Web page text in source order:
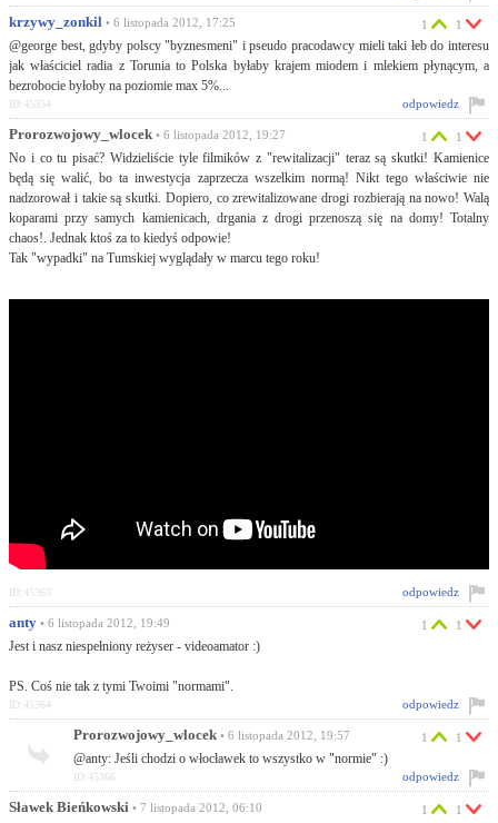
krzywy_zonkil • 6 listopada 2012, 17:25
@george best, gdyby polscy "byznesmeni" i pseudo pracodawcy mieli taki łeb do interesu
jak właściciel radia z Torunia to Polska byłaby krajem miodem i mlekiem płynącym, a
bezrobocie byłoby na poziomie max 5%...
1 1
odpowiedz
ID:45354
Prorozwojowy_wlocek • 6 listopada 2012, 19:27
No i co tu pisać? Widzieliście tyle filmików z "rewitalizacji" teraz są skutki! Kamienice
będą się walić, bo ta inwestycja zaprzecza wszelkim normą! Nikt tego właściwie nie
nadzorował i takie są skutki. Dopiero, co zrewitalizowane drogi rozbierają na nowo! Walą
koparami przy samych kamienicach, drgania z drogi przenoszą się na domy! Totalny
chaos!. Jednak ktoś za to kiedyś odpowie!
Tak "wypadki" na Tumskiej wyglądały w marcu tego roku!
1 1
odpowiedz
ID:45363
anty • 6 listopada 2012, 19:49
Jest i nasz niespełniony reżyser - videoamator :)
PS. Coś nie tak z tymi Twoimi "normami".
1 1
odpowiedz
ID:45364
Prorozwojowy_wlocek • 6 listopada 2012, 19:57
@anty: Jeśli chodzi o włocławek to wszystko w "normie" :)
1 1
odpowiedz
ID:45366
Sławek Bieńkowski • 7 listopada 2012, 06:10 1 1